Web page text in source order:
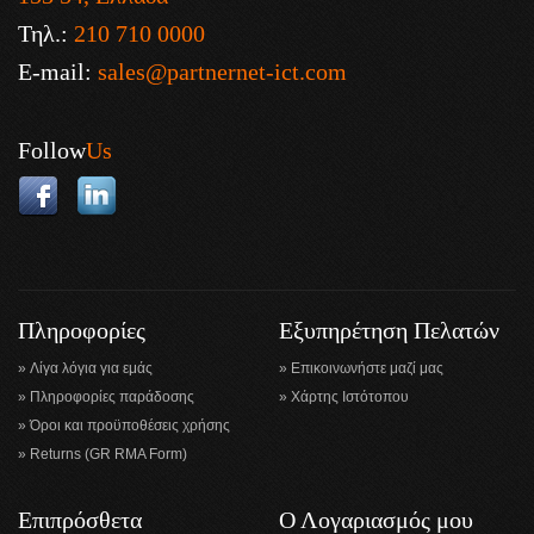
Τηλ.: 210 710 0000
E-mail: sales@partnernet-ict.com
FollowUs
Πληροφορίες
Λίγα λόγια για εμάς
Πληροφορίες παράδοσης
Όροι και προϋποθέσεις χρήσης
Returns (GR RMA Form)
Εξυπηρέτηση Πελατών
Επικοινωνήστε μαζί μας
Χάρτης Ιστότοπου
Επιπρόσθετα Ο Λογαριασμός μου